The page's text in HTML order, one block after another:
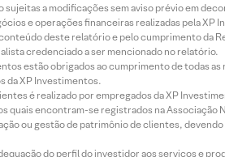
sujeitas a modificações sem aviso prévio em
e operações financeiras realizadas pela XP
deste relatório e pelo cumprimento da
credenciado a ser mencionado no relatório.
estão obrigados ao cumprimento de todas
da XP Investimentos.
é realizado por empregados da XP
quais encontram-se registrados na
ou gestão de patrimônio de clientes,
do perfil do investidor aos serviços e